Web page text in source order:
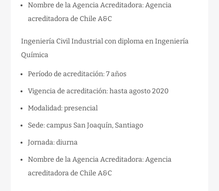
Nombre de la Agencia Acreditadora: Agencia
acreditadora de Chile A&C
Ingeniería Civil Industrial con diploma en Ingeniería
Química
Período de acreditación: 7 años
Vigencia de acreditación: hasta agosto 2020
Modalidad: presencial
Sede: campus San Joaquín, Santiago
Jornada: diurna
Nombre de la Agencia Acreditadora: Agencia
acreditadora de Chile A&C